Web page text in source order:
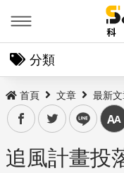
分類
首頁 文章 最新
facebooktwitter line 中
追風計畫投